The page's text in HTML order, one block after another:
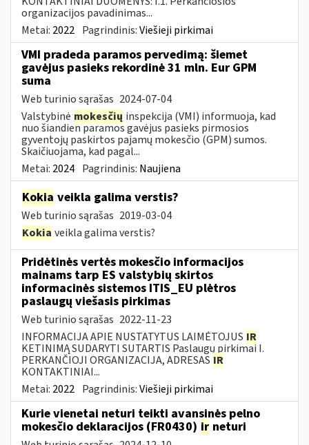
organizacijos pavadinimas...
Metai: 2022 Pagrindinis:Viešieji pirkimai
VMI pradeda paramos pervedimą: šiemet
gavėjus pasieks rekordinė 31 mln. Eur GPM
suma
Web turinio sąrašas 2024-07-04
Valstybinė mokesčių inspekcija (VMI) informuoja, kad
nuo šiandien paramos gavėjus pasieks pirmosios
gyventojų paskirtos pajamų mokesčio (GPM) sumos.
Skaičiuojama, kad pagal...
Metai: 2024 Pagrindinis: Naujiena
Kokia veikla galima verstis?
Web turinio sąrašas 2019-03-04
Kokia veikla galima verstis?
Pridėtinės vertės mokesčio informacijos
mainams tarp ES valstybių skirtos
informacinės sistemos ITIS_EU plėtros
paslaugų viešasis pirkimas
Web turinio sąrašas 2022-11-23
INFORMACIJA APIE NUSTATYTUS LAIMĖTOJUS IR
KETINIMĄ SUDARYTI SUTARTIS Paslaugų pirkimai I.
PERKANČIOJI ORGANIZACIJA, ADRESAS IR
KONTAKTINIAI...
Metai: 2022 Pagrindinis:Viešieji pirkimai
Kurie vienetai neturi teikti avansinės pelno
mokesčio deklaracijos (FR0430) ir neturi